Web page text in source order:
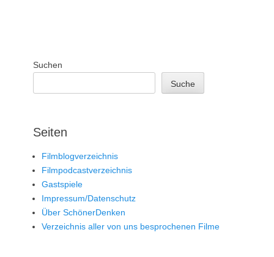
Suchen
Suche
Seiten
Filmblogverzeichnis
Filmpodcastverzeichnis
Gastspiele
Impressum/Datenschutz
Über SchönerDenken
Verzeichnis aller von uns besprochenen Filme